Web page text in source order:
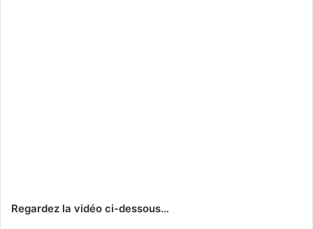
Regardez la vidéo ci-dessous…